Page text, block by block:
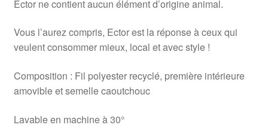
Ector ne contient aucun élément d’origine animal.
Vous l’aurez compris, Ector est la réponse à ceux qui
veulent consommer mieux, local et avec style !
Composition : Fil polyester recyclé, première intérieure
amovible et semelle caoutchouc
Lavable en machine à 30°